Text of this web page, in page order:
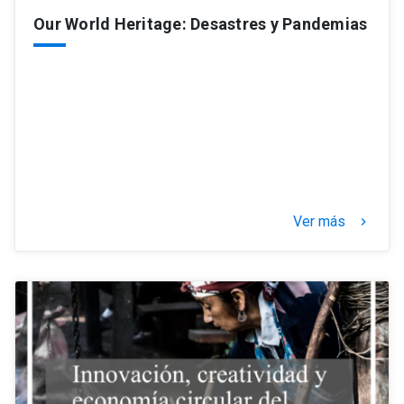
Our World Heritage: Desastres y Pandemias
Ver más keyboard_arrow_right